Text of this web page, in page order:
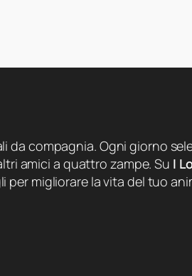
da compagnia. Ogni giorno
amici a quattro zampe. Su I
migliorare la vita del tuo